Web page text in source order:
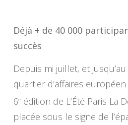
Déjà + de 40 000
succès
Depuis mi juillet, et
quartier d’affaires
6eédition de L’Été Paris La
placée sous le signe de